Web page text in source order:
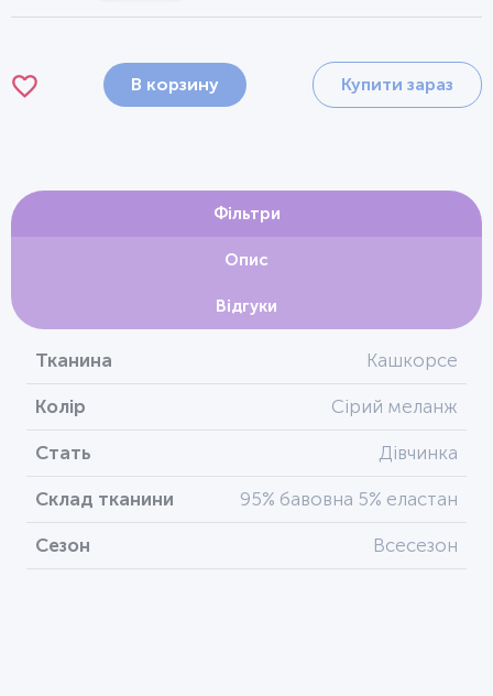
В корзину Купити зараз
Фільтри
Опис
Відгуки
Тканина Кашкорсе
Колір Сірий меланж
Стать Дівчинка
Склад тканини 95% бавовна 5% еластан
Сезон Всесезон